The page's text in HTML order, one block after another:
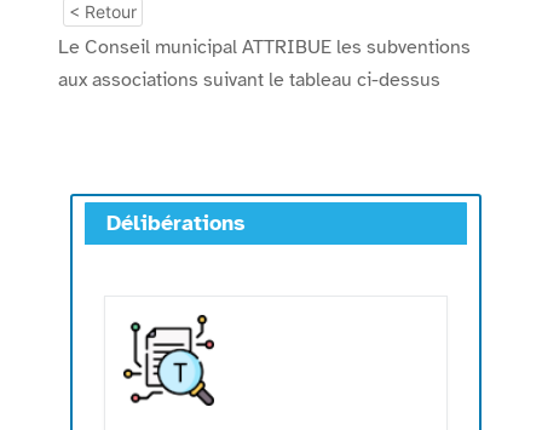
< Retour
Le Conseil municipal ATTRIBUE les subventions
aux associations suivant le tableau ci-dessus
Délibérations